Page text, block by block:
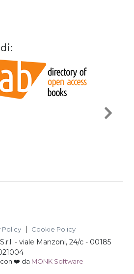
Policy Cookie Policy
-viale Manzoni, 24/c - 00185
❤️ da MONK Software